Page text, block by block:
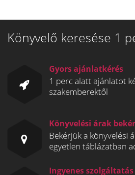
Könyvelő keresése 1
Gyors ajánlatkérés
1 perc alatt ajánlatot
szakemberektől
Könyvelési árak
Bekérjük a könyvelési
egyetlen táblázatban
Ingyenes szolgáltatás